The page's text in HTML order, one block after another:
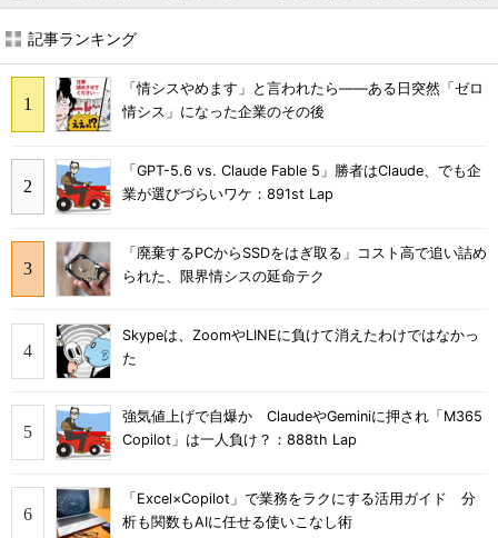
記事ランキング
「情シスやめます」と言われたら――ある日突然「ゼロ
情シス」になった企業のその後
「GPT-5.6 vs. Claude Fable 5」勝者はClaude、でも企
業が選びづらいワケ：891st Lap
「廃棄するPCからSSDをはぎ取る」コスト高で追い詰め
られた、限界情シスの延命テク
Skypeは、ZoomやLINEに負けて消えたわけではなかっ
た
強気値上げで自爆か ClaudeやGeminiに押され「M365
Copilot」は一人負け？：888th Lap
「Excel×Copilot」で業務をラクにする活用ガイド 分
析も関数もAIに任せる使いこなし術